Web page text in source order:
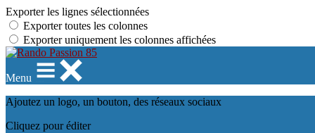
Exporter les lignes sélectionnées
Exporter toutes les colonnes
Exporter uniquement les colonnes affichées
Menu
Ajoutez un logo, un bouton, des réseaux sociaux
Cliquez pour éditer